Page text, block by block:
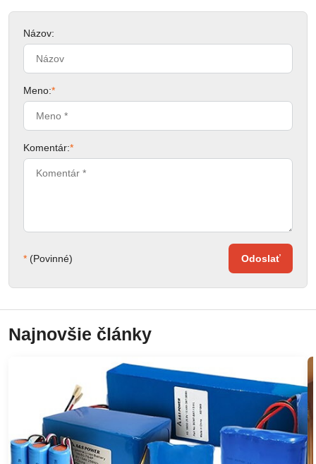
Názov:
Meno:*
Komentár:*
* (Povinné) Odoslať
Najnovšie články